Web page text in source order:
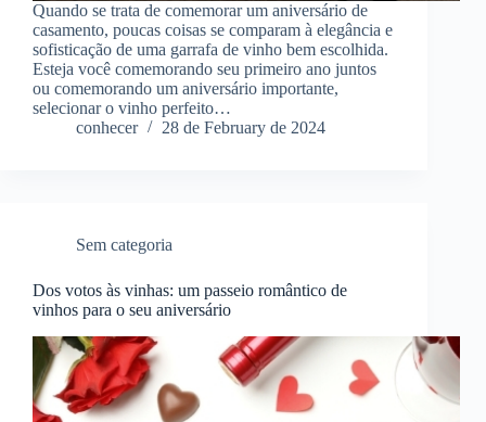
Quando se trata de comemorar um aniversário de
casamento, poucas coisas se comparam à elegância e
sofisticação de uma garrafa de vinho bem escolhida.
Esteja você comemorando seu primeiro ano juntos
ou comemorando um aniversário importante,
selecionar o vinho perfeito…
conhecer
28 de February de 2024
Sem categoria
Dos votos às vinhas: um passeio romântico de
vinhos para o seu aniversário